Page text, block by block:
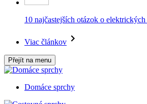
10 najčastejších otázok o
Viac článkov
Přejít na menu
Domáce sprchy